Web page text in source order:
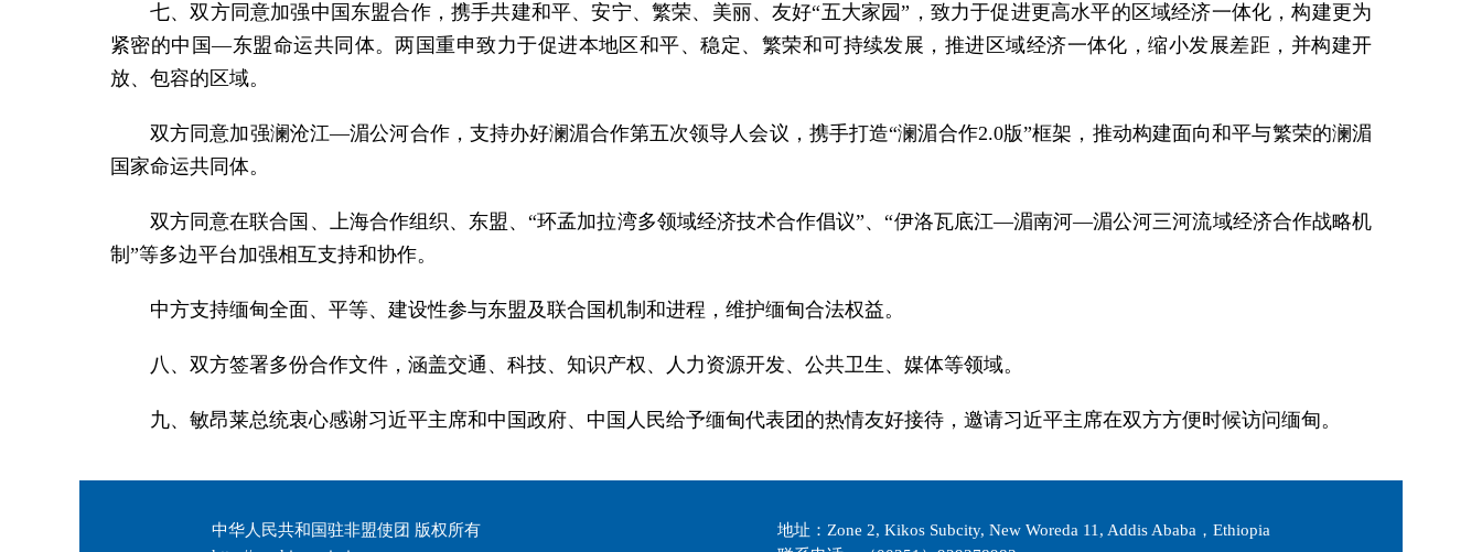
七、双方同意加强中国东盟合作，携手共建和平、安宁、繁荣、美丽、友好“五大家园”，致力于促进更高水平的区域经济一体化，构建更为
紧密的中国—东盟命运共同体。两国重申致力于促进本地区和平、稳定、繁荣和可持续发展，推进区域经济一体化，缩小发展差距，并构建开
放、包容的区域。
双方同意加强澜沧江—湄公河合作，支持办好澜湄合作第五次领导人会议，携手打造“澜湄合作2.0版”框架，推动构建面向和平与繁荣的澜湄
国家命运共同体。
双方同意在联合国、上海合作组织、东盟、“环孟加拉湾多领域经济技术合作倡议”、“伊洛瓦底江—湄南河—湄公河三河流域经济合作战略机
制”等多边平台加强相互支持和协作。
中方支持缅甸全面、平等、建设性参与东盟及联合国机制和进程，维护缅甸合法权益。
八、双方签署多份合作文件，涵盖交通、科技、知识产权、人力资源开发、公共卫生、媒体等领域。
九、敏昂莱总统衷心感谢习近平主席和中国政府、中国人民给予缅甸代表团的热情友好接待，邀请习近平主席在双方方便时候访问缅甸。
中华人民共和国驻非盟使团 版权所有
地址：Zone 2, Kikos Subcity, New Woreda 11, Addis Ababa，Ethiopia